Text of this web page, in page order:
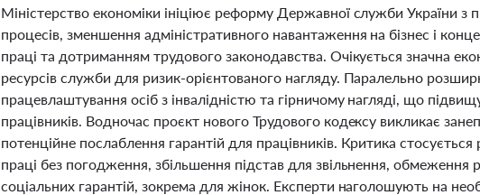
Міністерство економіки ініціює реформу Державної служби України з
процесів, зменшення адміністративного навантаження на бізнес і
праці та дотриманням трудового законодавства. Очікується значна
ресурсів служби для ризик-орієнтованого нагляду. Паралельно
працевлаштування осіб з інвалідністю та гірничому нагляді, що
працівників. Водночас проєкт нового Трудового кодексу викликає
потенційне послаблення гарантій для працівників. Критика
праці без погодження, збільшення підстав для звільнення, обмеження
соціальних гарантій, зокрема для жінок. Експерти наголошують на